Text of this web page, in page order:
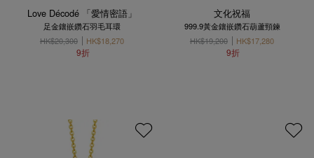
Love Décodé 「愛情密語」
足金鑲嵌鑽石羽毛耳環
HK$20,300
HK$18,270
9折
文化祝福
999.9黃金鑲嵌鑽石葫蘆頸鍊
HK$19,200
HK$17,280
9折